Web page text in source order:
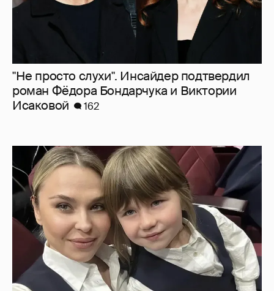
"Не просто слухи". Инсайдер подтвердил
роман Фёдора Бондарчука и Виктории
Исаковой
162